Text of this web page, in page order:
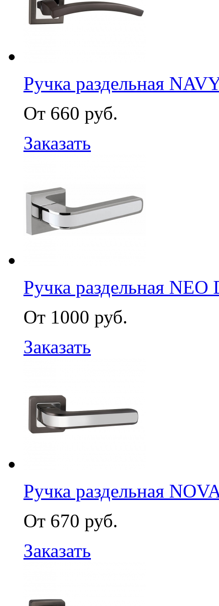
Ручка раздельная
От 660 руб.
Заказать
Ручка раздельная
От 1000 руб.
Заказать
Ручка раздельная
От 670 руб.
Заказать